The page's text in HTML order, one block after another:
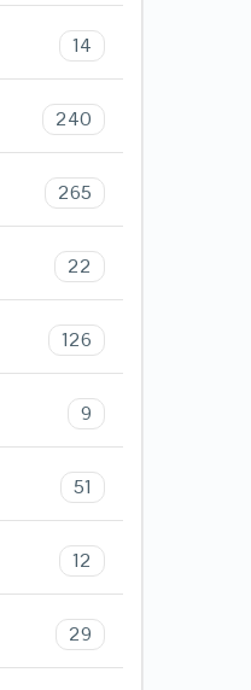
14
240
265
22
126
9
51
12
29